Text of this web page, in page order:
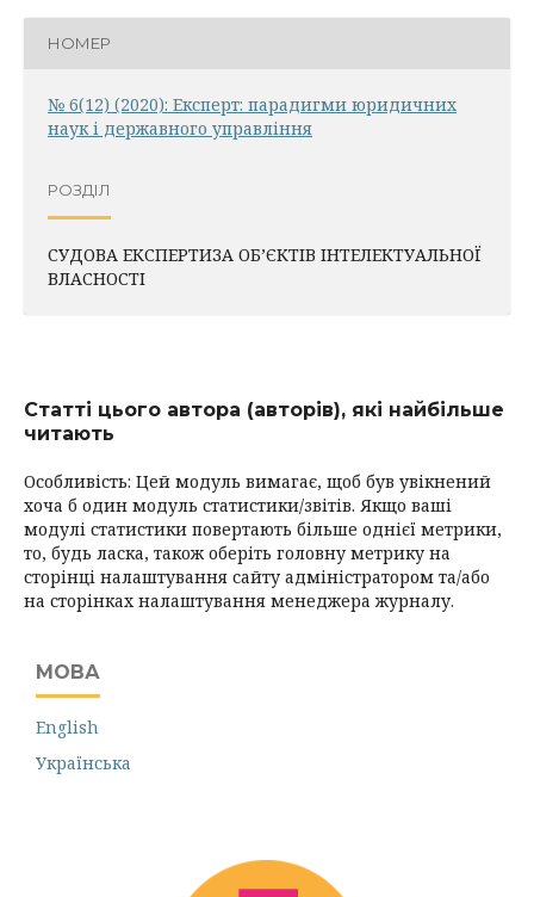
НОМЕР
№ 6(12) (2020): Експерт: парадигми юридичних
наук і державного управління
РОЗДІЛ
СУДОВА ЕКСПЕРТИЗА ОБ’ЄКТІВ ІНТЕЛЕКТУАЛЬНОЇ
ВЛАСНОСТІ
Статті цього автора (авторів), які найбільше
читають
Особливість: Цей модуль вимагає, щоб був увікнений
хоча б один модуль статистики/звітів. Якщо ваші
модулі статистики повертають більше однієї метрики,
то, будь ласка, також оберіть головну метрику на
сторінці налаштування сайту адміністратором та/або
на сторінках налаштування менеджера журналу.
МОВА
English
Українська